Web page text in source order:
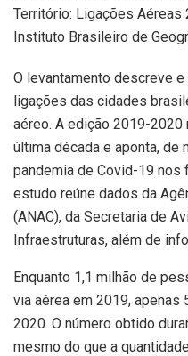
Território: Ligações
Instituto Brasileiro de
O levantamento descreve
ligações das cidades
aéreo. A edição 2019-
última década e aponta, de
pandemia de Covid-19 nos
estudo reúne dados da
(ANAC), da Secretaria de
Infraestruturas, além de
Enquanto 1,1 milhão de
via aérea em 2019,
2020. O número obtido
mesmo do que a